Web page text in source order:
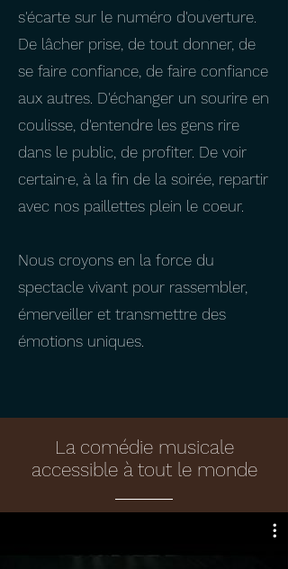
s'écarte sur le numéro d'ouverture.
De lâcher prise, de tout donner, de
se faire confiance, de faire confiance
aux autres. D'échanger un sourire en
coulisse, d'entendre les gens rire
dans le public, de profiter. De voir
certain·e, à la fin de la soirée, repartir
avec nos paillettes plein le coeur.
Nous croyons en la force du
spectacle vivant pour rassembler,
émerveiller et transmettre des
émotions uniques.
La comédie musicale
accessible à tout le monde